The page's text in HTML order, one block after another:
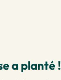
a planté !